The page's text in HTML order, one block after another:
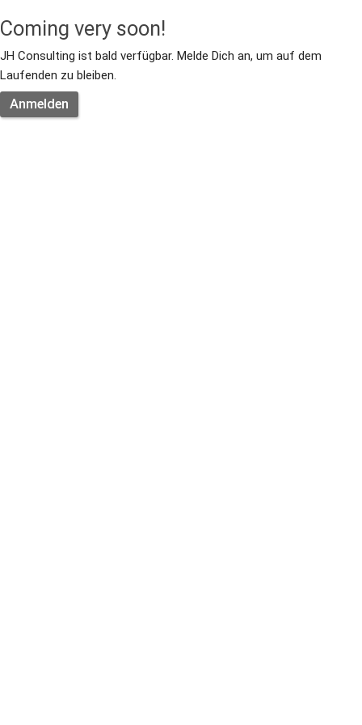
Coming very soon!
JH Consulting ist bald verfügbar. Melde Dich an, um auf dem
Laufenden zu bleiben.
Anmelden